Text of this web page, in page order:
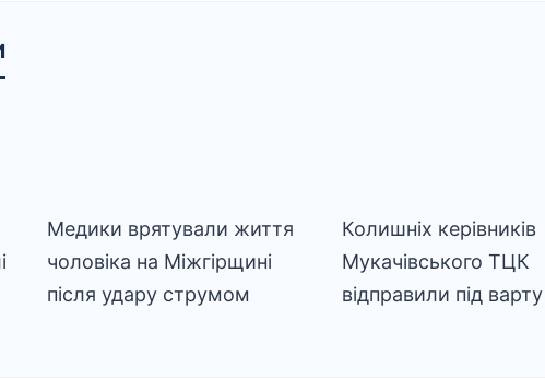
Медики врятували життя
чоловіка на Міжгірщині
після удару струмом
Колишніх керівників
Мукачівського ТЦК
відправили під варту